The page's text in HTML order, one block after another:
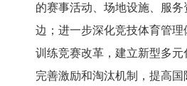
的赛事活动、场地设施、服务
边；进一步深化竞技体育管理
训练竞赛改革，建立新型多元
完善激励和淘汰机制，提高